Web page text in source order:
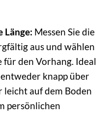
Länge: Messen Sie die
aus und wählen
für den Vorhang. Ideal
knapp über
leicht auf dem Boden
persönlichen